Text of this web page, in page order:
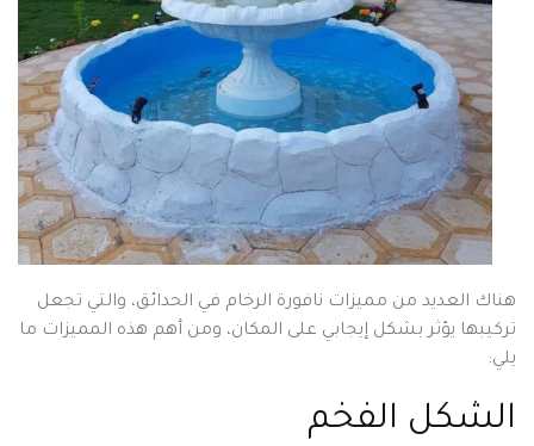
هناك العديد من مميزات نافورة الرخام في الحدائق، والتي تجعل
تركيبها يؤثر بشكل إيجابي على المكان، ومن أهم هذه المميزات ما
يلي:
الشكل الفخم